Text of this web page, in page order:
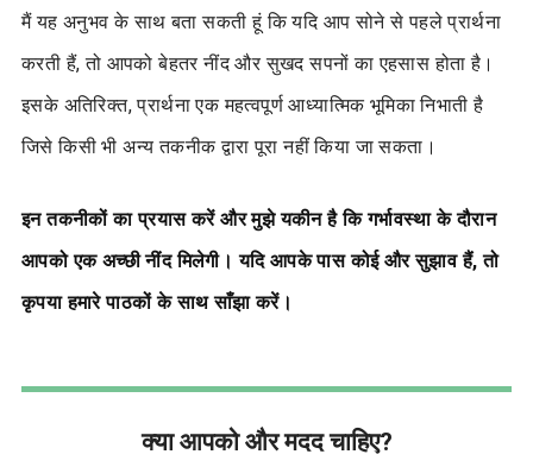
मैं यह अनुभव के साथ बता सकती हूं कि यदि आप सोने से पहले प्रार्थना
करती हैं, तो आपको बेहतर नींद और सुखद सपनों का एहसास होता है।
इसके अतिरिक्त, प्रार्थना एक महत्वपूर्ण आध्यात्मिक भूमिका निभाती है
जिसे किसी भी अन्य तकनीक द्वारा पूरा नहीं किया जा सकता।
इन तकनीकों का प्रयास करें और मुझे यकीन है कि गर्भावस्था के दौरान
आपको एक अच्छी नींद मिलेगी। यदि आपके पास कोई और सुझाव हैं, तो
कृपया हमारे पाठकों के साथ साँझा करें।
क्या आपको और मदद चाहिए?